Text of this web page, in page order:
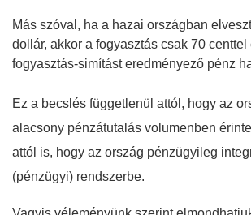
Más szóval, ha a hazai országban
dollár, akkor a fogyasztás csak 70 centtel
fogyasztás-simítást eredményező pénz
Ez a becslés függetlenül attól, hogy az
alacsony pénzátutalás volumenben
attól is, hogy az ország pénzügyileg
(pénzügyi) rendszerbe.